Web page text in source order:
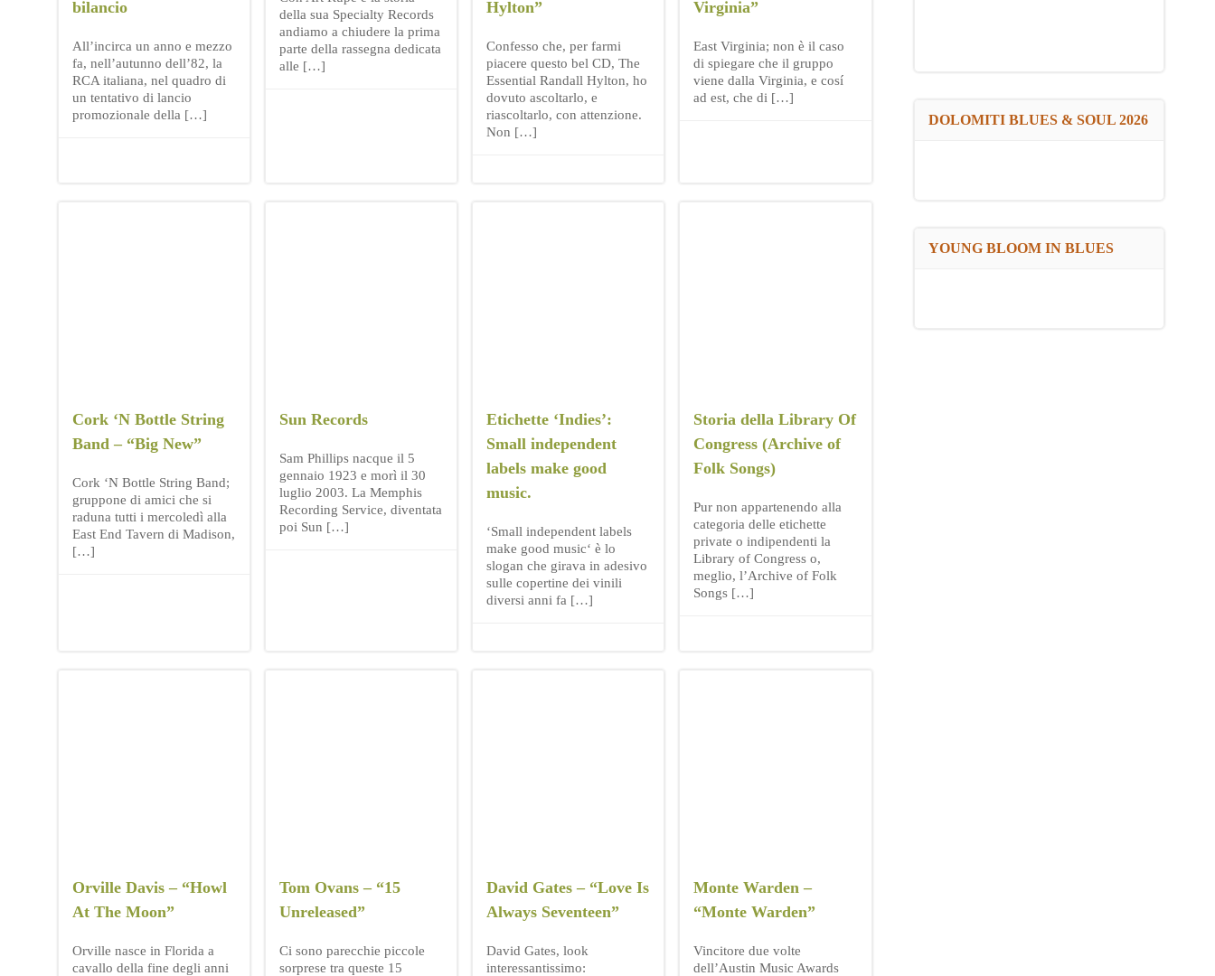
bilancio
All’incirca un anno e mezzo
fa, nell’autunno dell’82, la
RCA italiana, nel quadro di
un tentativo di lancio
promozionale della […]
della sua Specialty Records
andiamo a chiudere la prima
parte della rassegna dedicata
alle […]
Hylton”
Confesso che, per farmi
piacere questo bel CD, The
Essential Randall Hylton, ho
dovuto ascoltarlo, e
riascoltarlo, con attenzione.
Non […]
Virginia”
East Virginia; non è il caso
di spiegare che il gruppo
viene dalla Virginia, e cosí
ad est, che di […]
Cork ‘N Bottle String
Band – “Big New”
Cork ‘N Bottle String Band;
gruppone di amici che si
raduna tutti i mercoledì alla
East End Tavern di Madison,
[…]
Sun Records
Sam Phillips nacque il 5
gennaio 1923 e morì il 30
luglio 2003. La Memphis
Recording Service, diventata
poi Sun […]
Etichette ‘Indies’:
Small independent
labels make good
music.
‘Small independent labels
make good music‘ è lo
slogan che girava in adesivo
sulle copertine dei vinili
diversi anni fa […]
Storia della Library Of
Congress (Archive of
Folk Songs)
Pur non appartenendo alla
categoria delle etichette
private o indipendenti la
Library of Congress o,
meglio, l’Archive of Folk
Songs […]
Orville Davis – “Howl
At The Moon”
Orville nasce in Florida a
cavallo della fine degli anni
Tom Ovans – “15
Unreleased”
Ci sono parecchie piccole
sorprese tra queste 15
David Gates – “Love Is
Always Seventeen”
David Gates, look
interessantissimo:
Monte Warden –
“Monte Warden”
Vincitore due volte
dell’Austin Music Awards
DOLOMITI BLUES & SOUL 2026
YOUNG BLOOM IN BLUES